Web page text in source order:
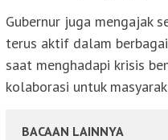
Gubernur juga mengajak
terus aktif dalam
saat menghadapi krisis
kolaborasi untuk
BACAAN LAINNYA